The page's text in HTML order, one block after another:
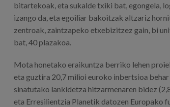
bitartekoak, eta sukalde txiki bat, egongela,
izango da, eta egoiliar bakoitzak altzariz
zentroak, zaintzapeko etxebizitzez gain, bi
bat, 40 plazakoa.
Mota honetako eraikuntza berriko lehen
eta guztira 20,7 milioi euroko inbertsioa
sinatutako lankidetza hitzarmenaren bidez
eta Erresilientzia Planetik datozen Europako